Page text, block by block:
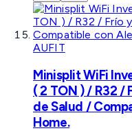
AUFIT
Minisplit WiFi
( 2 TON ) / R32
de Salud /
Home.